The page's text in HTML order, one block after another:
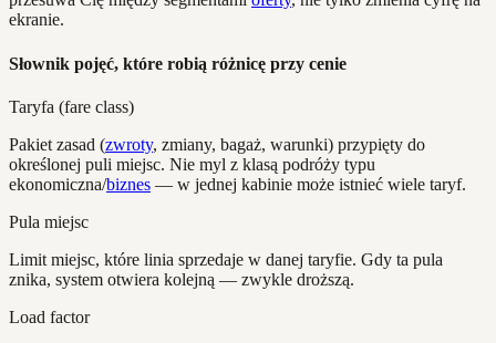
ekranie.
Słownik pojęć, które robią różnicę przy cenie
Taryfa (fare class)
Pakiet zasad (zwroty, zmiany, bagaż, warunki) przypięty do
określonej puli miejsc. Nie myl z klasą podróży typu
ekonomiczna/biznes — w jednej kabinie może istnieć wiele taryf.
Pula miejsc
Limit miejsc, które linia sprzedaje w danej taryfie. Gdy ta pula
znika, system otwiera kolejną — zwykle droższą.
Load factor